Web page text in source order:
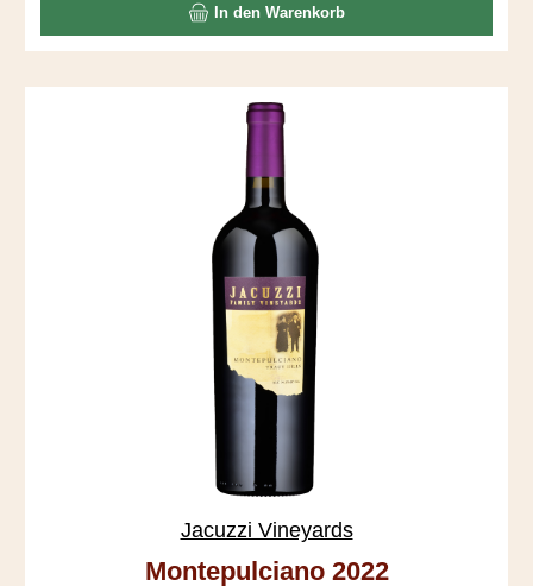
In den Warenkorb
Jacuzzi Vineyards
Montepulciano 2022